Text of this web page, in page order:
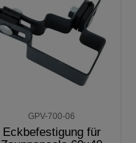
GPV-700-06
Eckbefestigung für